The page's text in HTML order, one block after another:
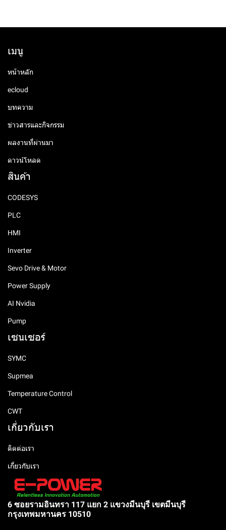
เมนู
หน้าหลัก
ecloud
บทความ
ข่าวสารและกิจกรรม
ผลงานที่ผ่านมา
ดาวน์โหลด
สินค้า
CODESYS
PLC
HMI
Inverter
Sevo Drive & Motor
Power Supply
AI Nvidia
Pump
เซนเซอร์
SYMC
Supmea
Temperature Control
CWT
เกี่ยวกับเรา
ติดต่อเรา
เกี่ยวกับเรา
6 ซอยรามอินทรา 117 แยก 2 แขวงมีนบุรี เขตมีนบุรี
กรุงเทพมหานคร 10510